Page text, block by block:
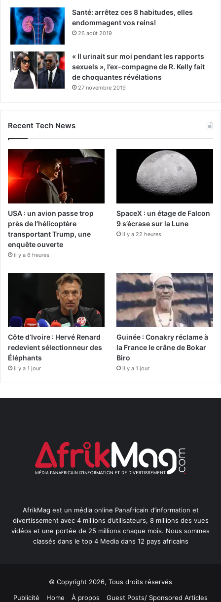
Santé: arrêtez ces 8 habitudes, elles
endommagent vos reins!
26 août 2019
« Il urinait sur moi pendant les rapports
sexuels », l’ex-compagne de R. Kelly fait
de choquantes révélations
27 novembre 2019
Recent Tech News
USA : un avion passe trop
près de l’hélicoptère
transportant Trump, une
enquête ouverte
il y a 6 heures
SpaceX : un étage de Falcon
9 s’écrase sur la Lune
il y a 22 heures
Côte d’Ivoire : Hervé Renard
redevient sélectionneur des
Éléphants
il y a 1 jour
Guinée : Conakry réclame à
la France le crâne de Bokar
Biro
il y a 1 jour
AfrikMag est un média online Panafricain d’information et
divertissement avec 4 millions d’utilisateurs, 8 millions des vues
vidéos et une portée de 25 millions chaque mois. Nous sommes
classés dans le top 4 Media dans 12 pays africains
© Copyright 2026, Tous droits réservés
Publicité
Home À propos Guest Posts/ Sponsored Articles